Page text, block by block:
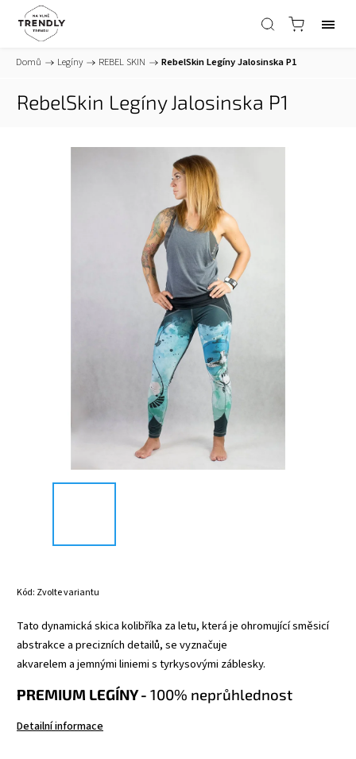
Domů / Legíny / REBEL SKIN / RebelSkin Legíny Jalosinska P1
RebelSkin Legíny Jalosinska P1
Kód: Zvolte variantu
Tato dynamická skica kolibříka za letu, která je ohromující směsicí
abstrakce a precizních detailů, se vyznačuje
akvarelem a jemnými liniemi s tyrkysovými záblesky.
PREMIUM LEGÍNY - 100% neprůhlednost
Detailní informace